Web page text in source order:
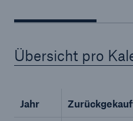
Übersicht pro
JahrOur expert